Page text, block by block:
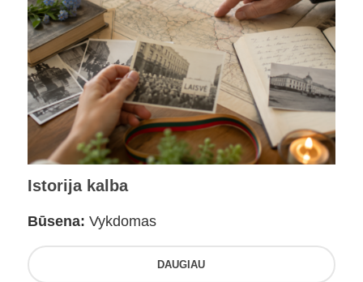
Istorija kalba
Būsena: Vykdomas
DAUGIAU